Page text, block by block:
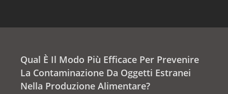
Qual È Il Modo Più Efficace Per Prevenire
La Contaminazione Da Oggetti Estranei
Nella Produzione Alimentare?